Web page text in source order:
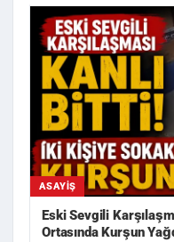
ASAYIŞ
Eski Sevgili
Ortasında Kurşun